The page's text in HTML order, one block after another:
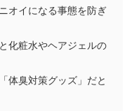
オイになる事態を防ぎ
化粧水やヘアジェルの
体臭対策グッズ」だと